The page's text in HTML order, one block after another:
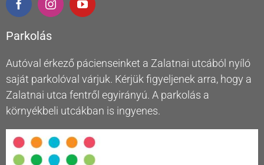
Parkolás
Autóval érkező pácienseinket a Zalatnai utcából nyíló
saját parkolóval várjuk. Kérjük figyeljenek arra, hogy a
Zalatnai utca fentről egyirányú. A parkolás a
környékbeli utcákban is ingyenes.